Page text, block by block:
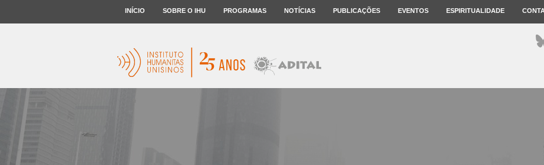
INÍCIO SOBRE O IHU PROGRAMAS NOTÍCIAS PUBLICAÇÕES EVENTOS ESPIRITUALIDADE